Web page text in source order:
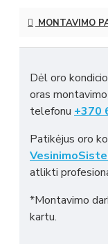
MONTAVIMO
Dėl oro
oras
telefonu +370
Patikėjus oro
atlikti
*Montavimo
kartu.